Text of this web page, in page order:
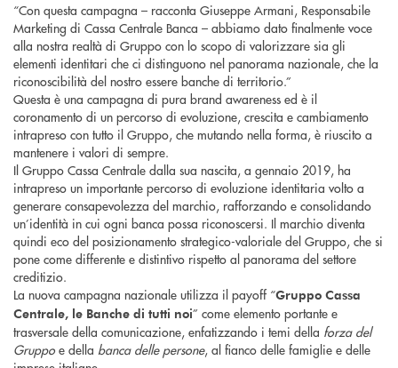
“Con questa campagna – racconta Giuseppe Armani, Responsabile
Marketing di Cassa Centrale Banca – abbiamo dato finalmente voce
alla nostra realtà di Gruppo con lo scopo di valorizzare sia gli
elementi identitari che ci distinguono nel panorama nazionale, che la
riconoscibilità del nostro essere banche di territorio.”
Questa è una campagna di pura brand awareness ed è il
coronamento di un percorso di evoluzione, crescita e cambiamento
intrapreso con tutto il Gruppo, che mutando nella forma, è riuscito a
mantenere i valori di sempre.
Il Gruppo Cassa Centrale dalla sua nascita, a gennaio 2019, ha
intrapreso un importante percorso di evoluzione identitaria volto a
generare consapevolezza del marchio, rafforzando e consolidando
un’identità in cui ogni banca possa riconoscersi. Il marchio diventa
quindi eco del posizionamento strategico-valoriale del Gruppo, che si
pone come differente e distintivo rispetto al panorama del settore
creditizio.
La nuova campagna nazionale utilizza il payoff “Gruppo Cassa
Centrale, le Banche di tutti noi” come elemento portante e
trasversale della comunicazione, enfatizzando i temi della forza del
Gruppo e della banca delle persone, al fianco delle famiglie e delle